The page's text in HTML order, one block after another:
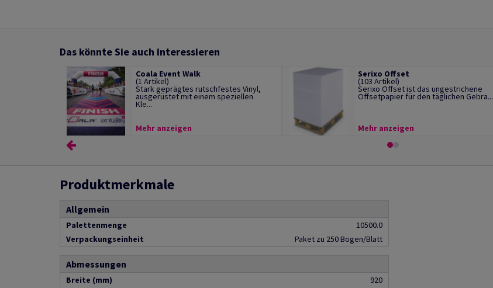
Das könnte Sie auch interessieren
Coala Event Walk
(1 Artikel)
Stark geprägtes rutschfestes Vinyl,
ausgerüstet mit einem speziellen
Kle...
Mehr anzeigen
Serixo Offset
(103 Artikel)
Serixo Offset ist das ungestrichene
Offsetpapier für den täglichen Gebra...
Mehr anzeigen
Produktmerkmale
Allgemein
Palettenmenge
10500.0
Verpackungseinheit
Paket zu 250 Bogen/Blatt
Abmessungen
Breite (mm)
920